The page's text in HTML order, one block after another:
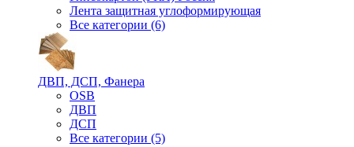
Лента защитная углоформирующая
Все категории (6)
ДВП, ДСП, Фанера
OSB
ДВП
ДСП
Все категории (5)